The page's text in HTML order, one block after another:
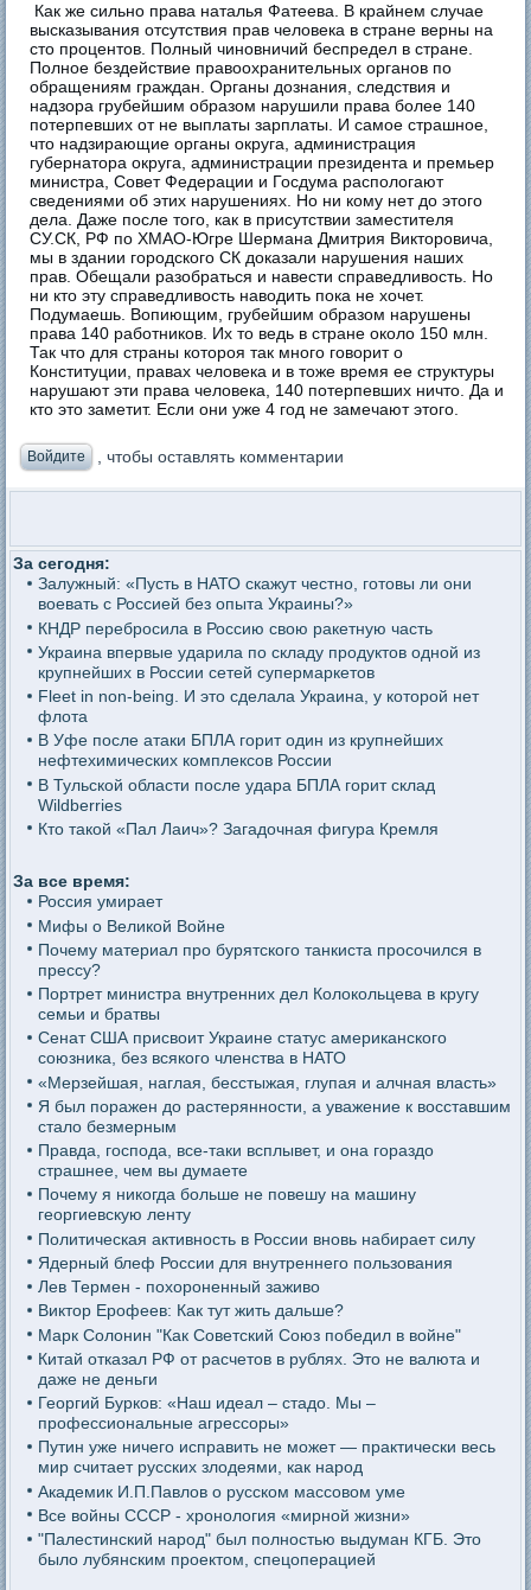
Как же сильно права наталья Фатеева. В крайнем случае
высказывания отсутствия прав человека в стране верны на
сто процентов. Полный чиновничий беспредел в стране.
Полное бездействие правоохранительных органов по
обращениям граждан. Органы дознания, следствия и
надзора грубейшим образом нарушили права более 140
потерпевших от не выплаты зарплаты. И самое страшное,
что надзирающие органы округа, администрация
губернатора округа, администрации президента и премьер
министра, Совет Федерации и Госдума распологают
сведениями об этих нарушениях. Но ни кому нет до этого
дела. Даже после того, как в присутствии заместителя
СУ.СК, РФ по ХМАО-Югре Шермана Дмитрия Викторовича,
мы в здании городского СК доказали нарушения наших
прав. Обещали разобраться и навести справедливость. Но
ни кто эту справедливость наводить пока не хочет.
Подумаешь. Вопиющим, грубейшим образом нарушены
права 140 работников. Их то ведь в стране около 150 млн.
Так что для страны котороя так много говорит о
Конституции, правах человека и в тоже время ее структуры
нарушают эти права человека, 140 потерпевших ничто. Да и
кто это заметит. Если они уже 4 год не замечают этого.
Войдите , чтобы оставлять комментарии
За сегодня:
Залужный: «Пусть в НАТО скажут честно, готовы ли они
воевать с Россией без опыта Украины?»
КНДР перебросила в Россию свою ракетную часть
Украина впервые ударила по складу продуктов одной из
крупнейших в России сетей супермаркетов
Fleet in non-being. И это сделала Украина, у которой нет
флота
В Уфе после атаки БПЛА горит один из крупнейших
нефтехимических комплексов России
В Тульской области после удара БПЛА горит склад
Wildberries
Кто такой «Пал Лаич»? Загадочная фигура Кремля
За все время:
Россия умирает
Мифы о Великой Войне
Почему материал про бурятского танкиста просочился в
прессу?
Портрет министра внутренних дел Колокольцева в кругу
семьи и братвы
Сенат США присвоит Украине статус американского
союзника, без всякого членства в НАТО
«Мерзейшая, наглая, бесстыжая, глупая и алчная власть»
Я был поражен до растерянности, а уважение к восставшим
стало безмерным
Правда, господа, все-таки всплывет, и она гораздо
страшнее, чем вы думаете
Почему я никогда больше не повешу на машину
георгиевскую ленту
Политическая активность в России вновь набирает силу
Ядерный блеф России для внутреннего пользования
Лев Термен - похороненный заживо
Виктор Ерофеев: Как тут жить дальше?
Марк Солонин "Как Советский Союз победил в войне"
Китай отказал РФ от расчетов в рублях. Это не валюта и
даже не деньги
Георгий Бурков: «Наш идеал – стадо. Мы –
профессиональные агрессоры»
Путин уже ничего исправить не может — практически весь
мир считает русских злодеями, как народ
Академик И.П.Павлов о русском массовом уме
Все войны СССР - хронология «мирной жизни»
"Палестинский народ" был полностью выдуман КГБ. Это
было лубянским проектом, спецоперацией